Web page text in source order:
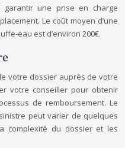
une prise en charge
Le coût moyen d’une
eau est d’environ 200€.
votre dossier auprès de votre
votre conseiller pour obtenir
de remboursement. Le
peut varier de quelques
complexité du dossier et les